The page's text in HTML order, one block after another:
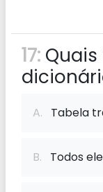
17:
A. Tabela
B. Todos